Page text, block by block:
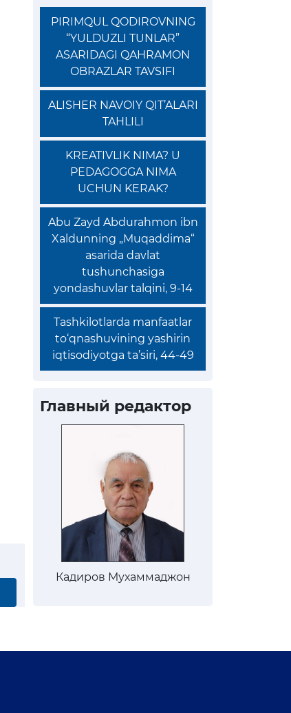
PIRIMQUL QODIROVNING
“YULDUZLI TUNLAR”
ASARIDAGI QAHRAMON
OBRAZLAR TAVSIFI
ALISHER NAVOIY QIT’ALARI
TAHLILI
KREATIVLIK NIMA? U
PEDAGOGGA NIMA
UCHUN KERAK?
Abu Zayd Abdurahmon ibn
Xaldunning „Muqaddima“
asarida davlat
tushunchasiga
yondashuvlar talqini, 9-14
Tashkilotlarda manfaatlar
to‘qnashuvining yashirin
iqtisodiyotga ta’siri, 44-49
Главный редактор
Кадиров Мухаммаджон